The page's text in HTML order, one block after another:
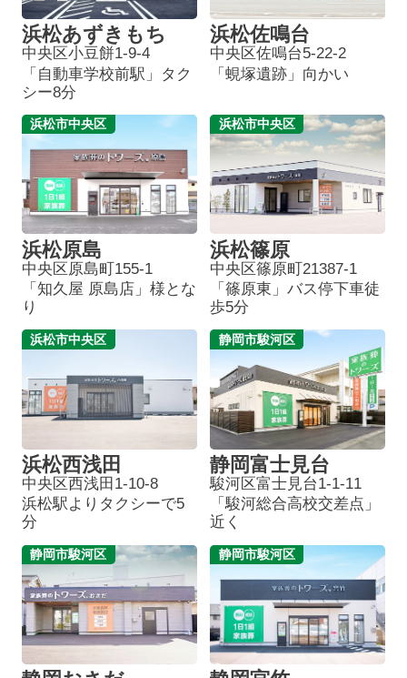
浜松あずきもち
中央区小豆餅1-9-4
「自動車学校前駅」タク
シー8分
浜松佐鳴台
中央区佐鳴台5-22-2
「蜆塚遺跡」向かい
浜松市中央区
浜松原島
中央区原島町155-1
「知久屋 原島店」様とな
り
浜松市中央区
浜松篠原
中央区篠原町21387-1
「篠原東」バス停下車徒
歩5分
浜松市中央区
浜松西浅田
中央区西浅田1-10-8
浜松駅よりタクシーで5
分
静岡市駿河区
静岡富士見台
駿河区富士見台1-1-11
「駿河総合高校交差点」
近く
静岡市駿河区 静岡市駿河区